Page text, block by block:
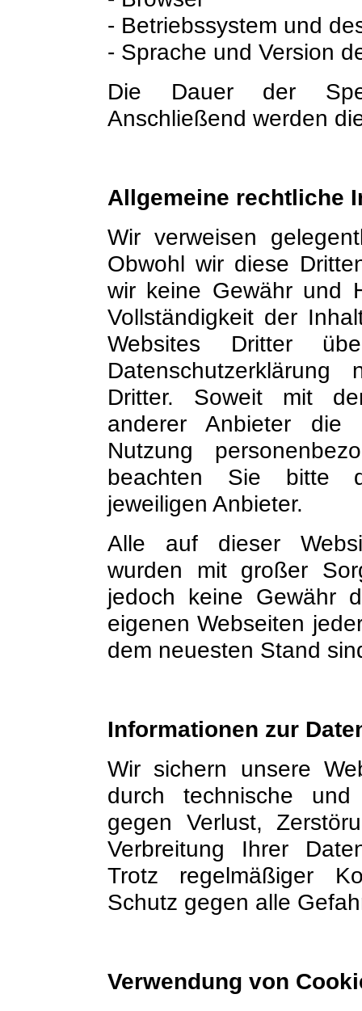
- Betriebssystem und
- Sprache und Version
Die Dauer der
Anschließend werden
Allgemeine rechtliche
Wir verweisen
Obwohl wir diese
wir keine Gewähr und
Vollständigkeit der
Websites Dritter
Dritter. Soweit mit
anderer Anbieter die
Nutzung
beachten Sie bitte
jeweiligen Anbieter.
Alle auf dieser
wurden mit großer
jedoch keine Gewähr
eigenen Webseiten
dem neuesten Stand
Informationen zur
Wir sichern unsere
durch technische und
gegen Verlust,
Verbreitung Ihrer
Trotz regelmäßiger
Schutz gegen alle
Verwendung von